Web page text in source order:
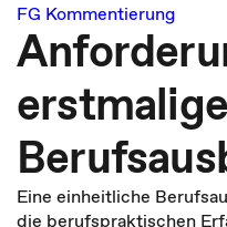
FG Kommentierung
erstmalige
Eine einheitliche
die berufspraktischen